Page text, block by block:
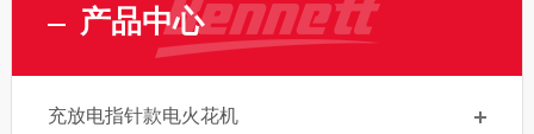
产品中心
充放电指针款电火花机